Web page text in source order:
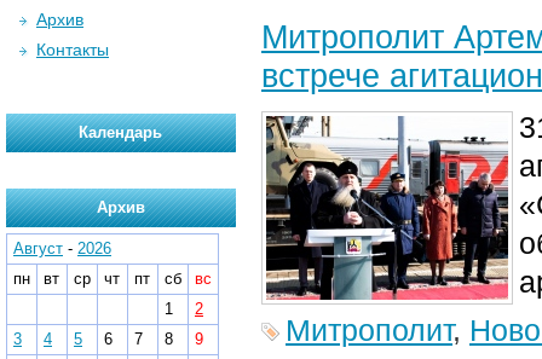
Митрополит
встрече
Митрополит,
Архив
Контакты
Календарь
Архив
Август - 2026
пн
вт ср чт пт сб
вс
1
2
3
4 5 6 7 8
9